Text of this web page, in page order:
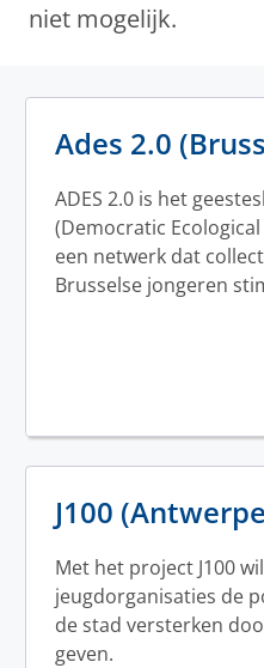
niet mogelijk.
Ades 2.0
ADES 2.0 is het
(Democratic
een netwerk dat
Brusselse jongeren
J100
Met het project J100
jeugdorganisaties de
de stad versterken
geven.